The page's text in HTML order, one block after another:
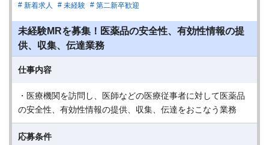
新着求人 未経験 第二新卒歓迎
未経験MRを募集！医薬品の安全性、有効性情報の提
供、収集、伝達業務
仕事内容
・医療機関を訪問し、医師などの医療従事者に対して医薬品
の安全性、有効性情報の提供、収集、伝達をおこなう業務
応募条件